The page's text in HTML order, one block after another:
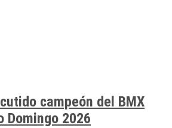
campeón del BMX
Domingo 2026